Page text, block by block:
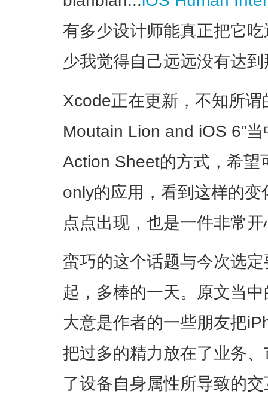
有多少设计师能真正把它
少我觉得自己远远没有达
Xcode正在更新，不知所
Moutain Lion and iOS 6”
Action Sheet的方式，希望
only的应用，看到这样的
点点出现，也是一件非常
蛮巧的这个话题与今次选
起，多棒的一天。原文当
大意是作者的一些朋友把
把过多的精力放在了业务
了设备自身属性所导致的